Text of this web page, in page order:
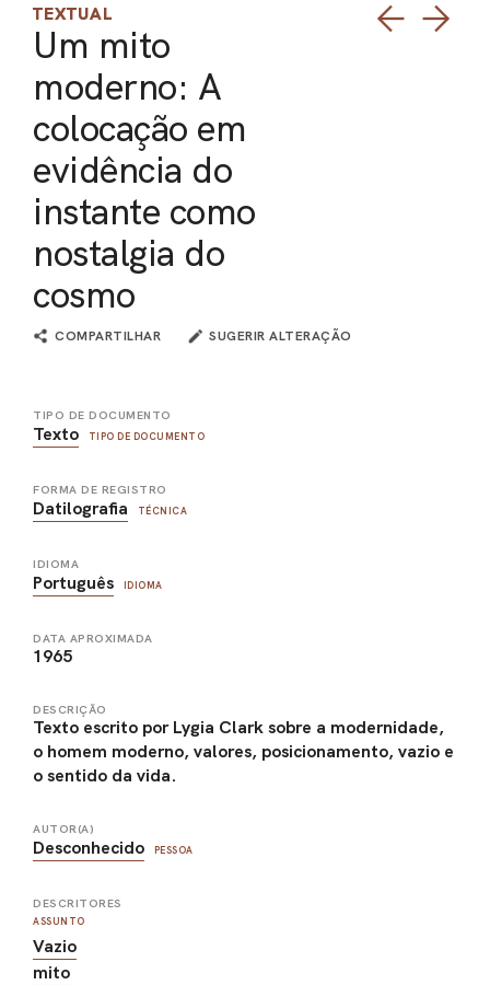
TEXTUAL
Um mito
moderno: A
colocação em
evidência do
instante como
nostalgia do
cosmo
COMPARTILHAR SUGERIR ALTERAÇÃO
TIPO DE DOCUMENTO
Texto TIPO DE DOCUMENTO
FORMA DE REGISTRO
Datilografia TÉCNICA
IDIOMA
Português IDIOMA
DATA APROXIMADA
1965
DESCRIÇÃO
Texto escrito por Lygia Clark sobre a modernidade,
o homem moderno, valores, posicionamento, vazio e
o sentido da vida.
AUTOR(A)
Desconhecido PESSOA
DESCRITORES
ASSUNTO
Vazio
mito